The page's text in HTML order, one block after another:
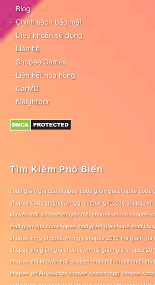
Blog
Chính sách bảo mật
Điều khoản sử dụng
Liên hệ
Shopee Games
Liên kết hoa hồng
CarMD
Neightbor
Tìm Kiếm Phổ Biến
code giảm giá của shopee code giảm giá shopee code
shopee code shopee.vn gg shopee giftcode shopee.vn
khuyến mãi shopee khuyến mãi shopee.vn km shopee
maã giảm giá của shopee maã giảm giá shopê maã
shopee mgg shopee.vn mgg shopee 2019 mã giảm giá
shopee mã giảm giá shopee.vn mã giảm giá shopee
shopee mã khuyến mãi shopee nhận mã khuyến mãi
shopee phiếu voucher shopee search mgg shopee